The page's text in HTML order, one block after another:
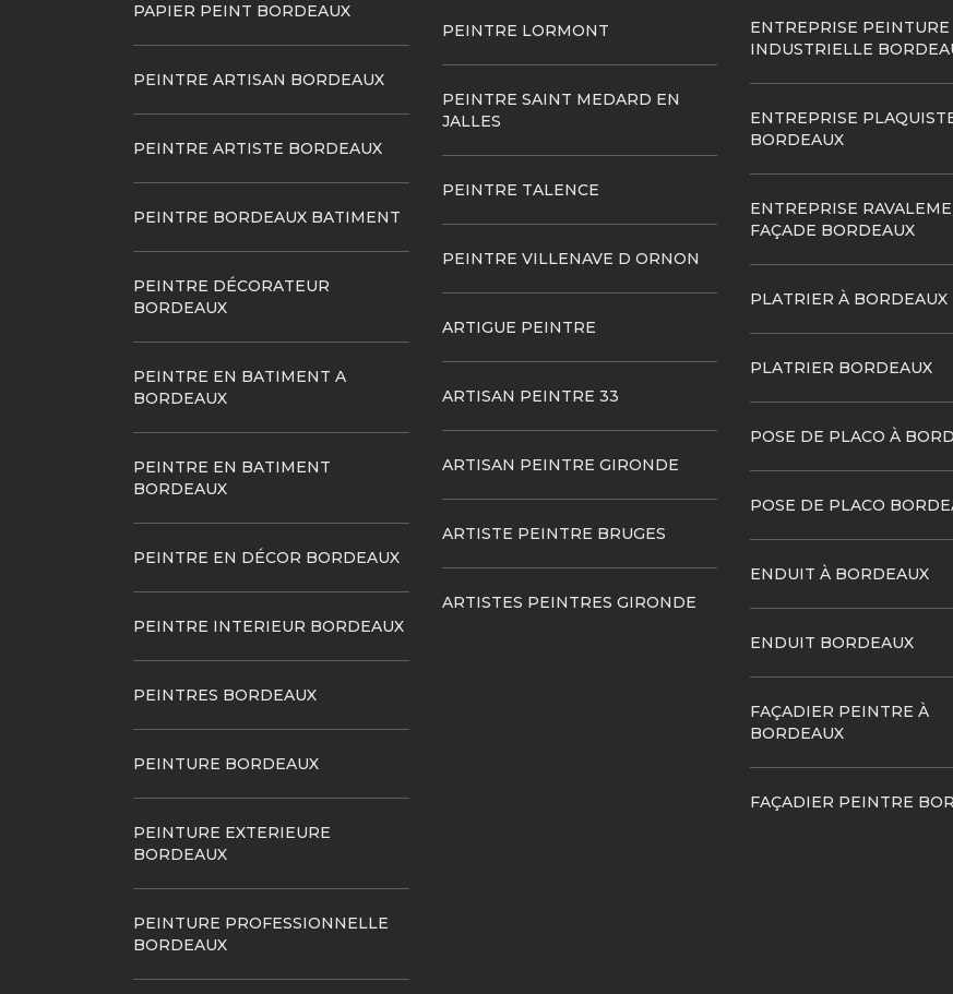
PAPIER PEINT BORDEAUX
PEINTRE ARTISAN BORDEAUX
PEINTRE ARTISTE BORDEAUX
PEINTRE BORDEAUX BATIMENT
PEINTRE DÉCORATEUR
BORDEAUX
PEINTRE EN BATIMENT A
BORDEAUX
PEINTRE EN BATIMENT
BORDEAUX
PEINTRE EN DÉCOR BORDEAUX
PEINTRE INTERIEUR BORDEAUX
PEINTRES BORDEAUX
PEINTURE BORDEAUX
PEINTURE EXTERIEURE
BORDEAUX
PEINTURE PROFESSIONNELLE
BORDEAUX
PEINTRE LORMONT
PEINTRE SAINT MEDARD EN
JALLES
PEINTRE TALENCE
PEINTRE VILLENAVE D ORNON
ARTIGUE PEINTRE
ARTISAN PEINTRE 33
ARTISAN PEINTRE GIRONDE
ARTISTE PEINTRE BRUGES
ARTISTES PEINTRES GIRONDE
ENTREPRISE PEINTURE
INDUSTRIELLE
ENTREPRISE
BORDEAUX
ENTREPRISE
FAÇADE BORDEAUX
PLATRIER À BORDEAUX
PLATRIER BORDEAUX
POSE DE PLACO À
POSE DE PLACO
ENDUIT À BORDEAUX
ENDUIT BORDEAUX
FAÇADIER PEINTRE À
BORDEAUX
FAÇADIER PEINTRE